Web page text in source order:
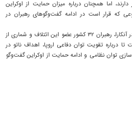
اما همچنان درباره میزان حمایت از اوکراین
که قرار است در ادامه گفت‌وگوهای رهبران در
به گزارش ایرنا، اجلاس سران ناتو در آنکارا، رهبران ۳۲ کشور عضو این ائتلاف و شماری از
درباره تقویت توان دفاعی اروپا، اهداف ناتو در
توان نظامی و ادامه حمایت از اوکراین گفت‌وگو